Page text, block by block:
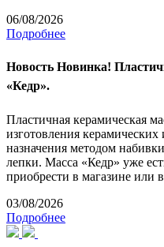
06/08/2026
Подробнее
Новость Новинка!
«Кедр».
Пластичная керамическая
изготовления керамических
назначения методом
лепки. Масса «Кедр» уже
приобрести в магазине или
03/08/2026
Подробнее